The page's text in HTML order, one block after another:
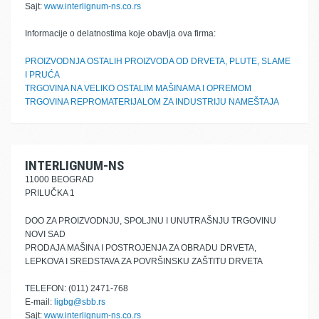
Sajt: www.interlignum-ns.co.rs
Informacije o delatnostima koje obavlja ova firma:
PROIZVODNJA OSTALIH PROIZVODA OD DRVETA, PLUTE, SLAME
I PRUĆA
TRGOVINA NA VELIKO OSTALIM MAŠINAMA I OPREMOM
TRGOVINA REPROMATERIJALOM ZA INDUSTRIJU NAMEŠTAJA
INTERLIGNUM-NS
11000 BEOGRAD
PRILUČKA 1
DOO ZA PROIZVODNJU, SPOLJNU I UNUTRAŠNJU TRGOVINU
NOVI SAD
PRODAJA MAŠINA I POSTROJENJA ZA OBRADU DRVETA,
LEPKOVA I SREDSTAVA ZA POVRŠINSKU ZAŠTITU DRVETA
TELEFON: (011) 2471-768
E-mail: ligbg@sbb.rs
Sajt: www.interlignum-ns.co.rs